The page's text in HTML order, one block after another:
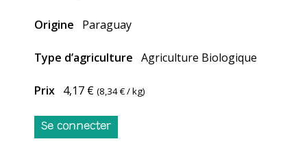
Origine Paraguay
Type d’agriculture Agriculture Biologique
Prix 4,17 € (8,34 €/ kg)
Se connecter